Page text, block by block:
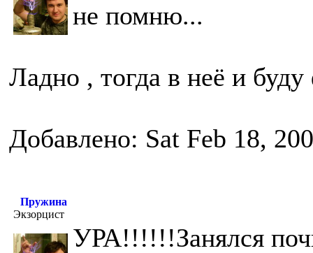
не помню...
Ладно , тогда в неё и
Добавлено: Sat Feb 18,
Пружина
Экзорцист
УРА!!!!!!Занялся